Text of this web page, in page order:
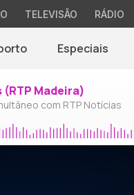
TELEVISÃO RÁDIO
Especiais
(RTP Madeira)
com RTP Notícias